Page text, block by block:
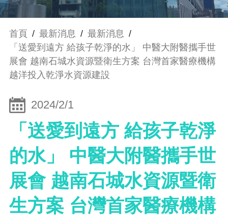
首頁 / 最新消息 / 最新消息 /
「送愛到遠方 給孩子乾淨的水」 中醫大附醫攜手世
展會 越南石城水資源暨衛生方案 台灣首家醫療機構
越洋投入乾淨水資源建設
2024/2/1
「送愛到遠方 給孩子乾淨
的水」 中醫大附醫攜手世
展會 越南石城水資源暨衛
生方案 台灣首家醫療機構